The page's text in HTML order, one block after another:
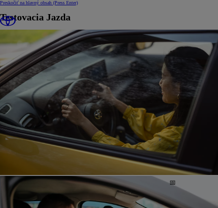
Preskočiť na hlavný obsah (Press Enter)
Testovacia Jazda